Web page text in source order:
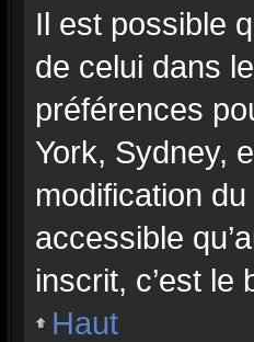
Il est possible
de celui dans
préférences
York, Sydney,
modification
accessible
inscrit, c’est le
Haut